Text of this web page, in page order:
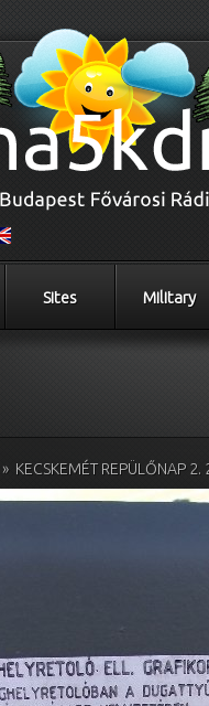
Sites Military
» KECSKEMÉT REPÜLŐNAP 2.